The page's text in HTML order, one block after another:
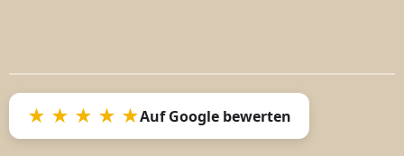
★ ★ ★ ★ ★Auf Google bewerten